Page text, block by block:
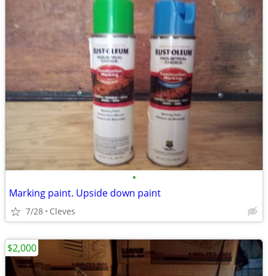
•
Marking paint. Upside down paint
7/28 Cleves
$2,000